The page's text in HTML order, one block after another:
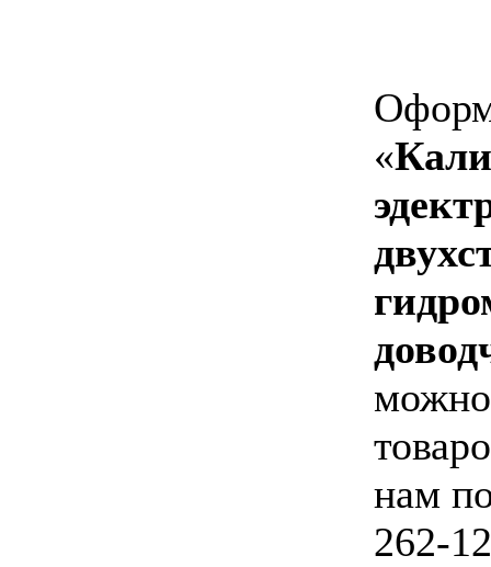
«
можно
нам
262-